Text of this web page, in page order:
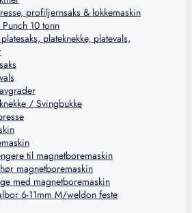
profiljernsaks & lokkemaskin
10 tonn
plateknekke, platevals,
/ Svingbukke
til magnetboremaskin
magnetboremaskin
med magnetboremaskin
6-11mm M/weldon feste